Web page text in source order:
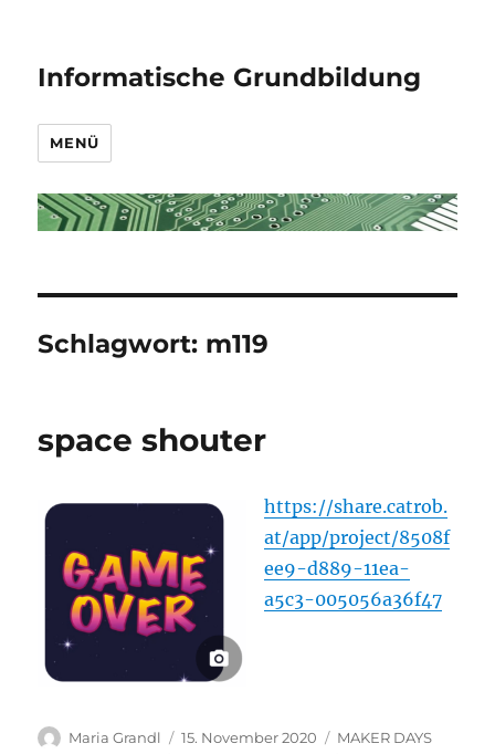
Informatische Grundbildung
MENÜ
Schlagwort: m119
space shouter
https://share.catrob.
at/app/project/8508f
ee9-d889-11ea-
a5c3-005056a36f47
Autor
Maria Grandl
Veröffentlicht
15. November 2020 Kategorien
MAKER DAYS